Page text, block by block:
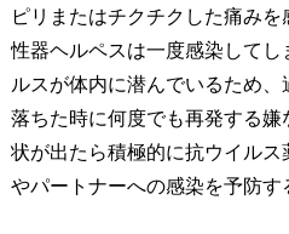
ピリまたはチクチクした痛みを
性器ヘルペスは一度感染してし
ルスが体内に潜んでいるため
落ちた時に何度でも再発する
状が出たら積極的に抗ウイル
やパートナーへの感染を予防す